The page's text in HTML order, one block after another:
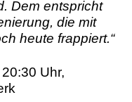
Dem entspricht
die mit
heute frappiert.“
Uhr,